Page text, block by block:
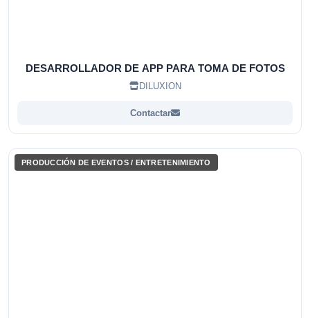
DESARROLLADOR DE APP PARA TOMA DE FOTOS
DILUXION
Contactar
PRODUCCIÓN DE EVENTOS / ENTRETENIMIENTO